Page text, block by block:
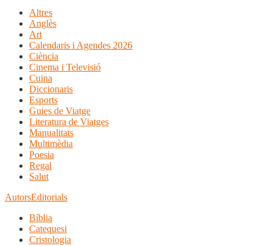
Altres
Anglès
Art
Calendaris i Agendes 2026
Ciència
Cinema i Televisió
Cuina
Diccionaris
Esports
Guies de Viatge
Literatura de Viatges
Manualitats
Multimèdia
Poesia
Regal
Salut
AutorsEditorials
Bíblia
Catequesi
Cristologia